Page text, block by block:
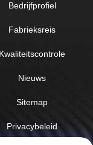
Bedrijfprofiel
Fabrieksreis
Nieuws
Sitemap
Privacybeleid